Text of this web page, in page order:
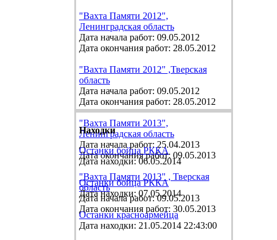
"Вахта Памяти 2012",
Ленинградская область
Дата начала работ: 09.05.2012
Дата окончания работ: 28.05.2012
"Вахта Памяти 2012" ,Тверская
область
Дата начала работ: 09.05.2012
Дата окончания работ: 28.05.2012
"Вахта Памяти 2013",
Ленинградская область
Дата начала работ: 25.04.2013
Дата окончания работ: 09.05.2013
"Вахта Памяти 2013" , Тверская
область
Дата начала работ: 09.05.2013
Дата окончания работ: 30.05.2013
Находки
Останки бойца РККА
Дата находки: 06.05.2014
Останки бойца РККА
Дата находки: 07.05.2014
Останки красноармейца
Дата находки: 21.05.2014 22:43:00